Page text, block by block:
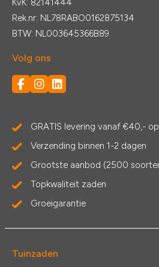
KvK: 82141444
Rek.nr: NL78RABO0162875134
BTW: NL003645366B89
Volg ons
GRATIS levering vanaf €40,-
Verzending binnen 1-2 dagen
Grootste aanbod (2500
Topkwaliteit zaden
Groeigarantie
Tuinzaden